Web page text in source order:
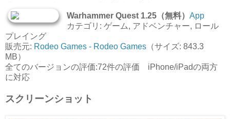
Warhammer Quest 1.25（無料） App
カテゴリ: ゲーム, アドベンチャー, ロール
プレイング
販売元: Rodeo Games - Rodeo Games （サイズ: 843.3
MB）
全てのバージョンの評価:72件の評価 iPhone/iPadの両方
に対応
スクリーンショット